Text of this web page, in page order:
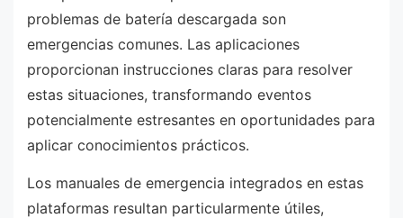
problemas de batería descargada son
emergencias comunes. Las aplicaciones
proporcionan instrucciones claras para resolver
estas situaciones, transformando eventos
potencialmente estresantes en oportunidades para
aplicar conocimientos prácticos.
Los manuales de emergencia integrados en estas
plataformas resultan particularmente útiles,